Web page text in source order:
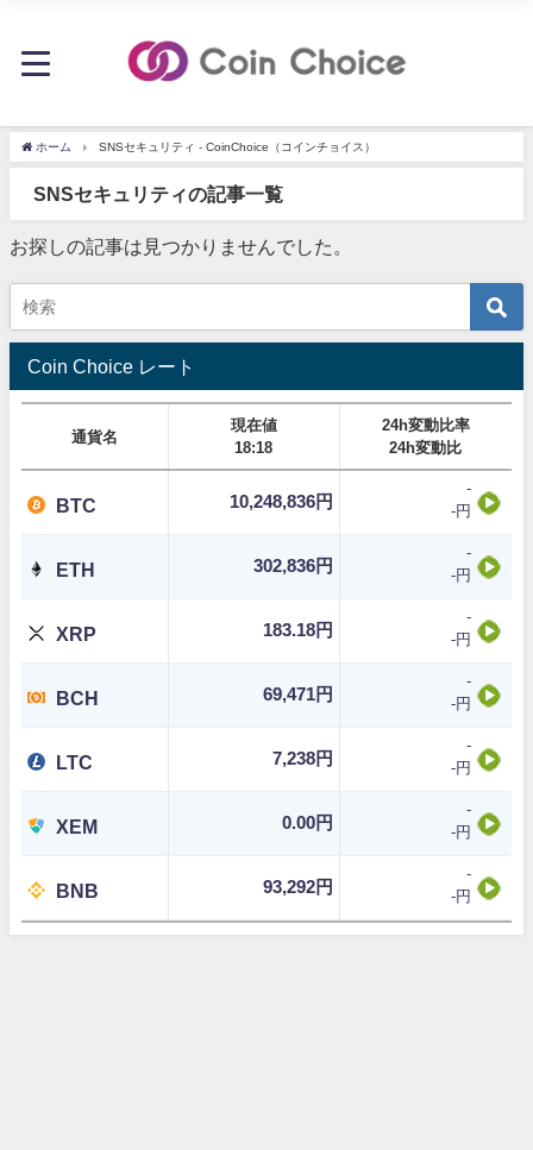
ホーム SNSセキュリティ - CoinChoice（コインチョイス）
SNSセキュリティの記事一覧
お探しの記事は見つかりませんでした。
Coin Choice レート
通貨名
現在値
18:18
24h変動比率
24h変動比
BTC 10,248,836円
-
-円
ETH 302,836円
-
-円
XRP 183.18円
-
-円
BCH 69,471円
-
-円
LTC 7,238円
-
-円
XEM 0.00円
-
-円
BNB 93,292円
-
-円